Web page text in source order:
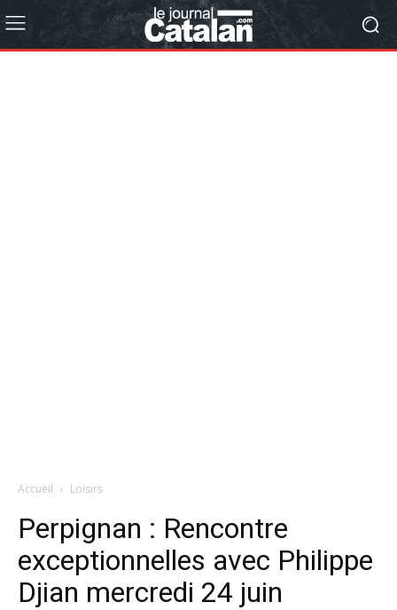
Accueil Loisirs
Perpignan : Rencontre
exceptionnelles avec Philippe
Djian mercredi 24 juin